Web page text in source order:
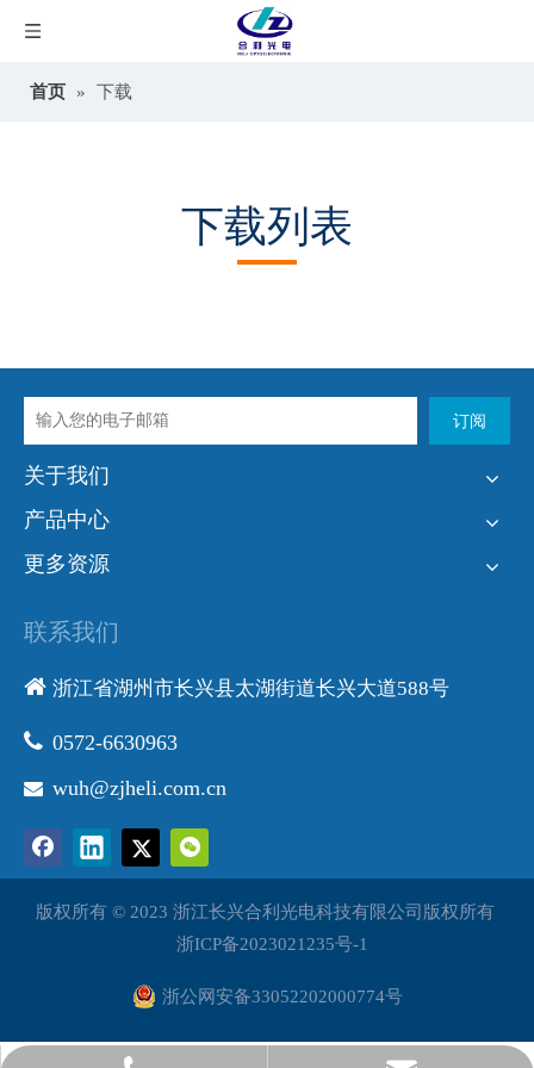
首页 » 下载
下载列表
订阅
关于我们
产品中心
更多资源
联系我们
 浙江省湖州市长兴县太湖街道长兴大道588号
 0572-6630963
 wuh@zjheli.com.cn
版权所有 © 2023 浙江长兴合利光电科技有限公司版权所有
浙ICP备2023021235号-1
浙公网安备33052202000774号